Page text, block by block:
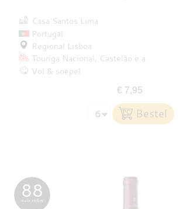
Casa Santos Lima
Portugal
Regional Lisboa
Touriga Nacional
Castelão e.a.
Vol & soepel
€ 7,95
88
GUÍA PEÑIN